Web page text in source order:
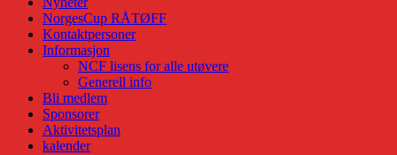
NorgesCup RÅTØFF
Kontaktpersoner
Informasjon
NCF lisens for alle utøvere
Generell info
Bli medlem
Sponsorer
Aktivitetsplan
kalender